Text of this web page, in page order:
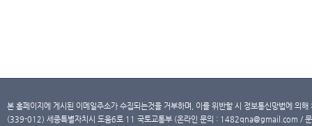
본 홈페이지에 게시된 이메일주소가 수집되는것을 거부하며, 이를 위반할 시 정보통신망법에 의
(339-012) 세종특별자치시 도움6로 11 국토교통부 (온라인 문의 : 1482qna@gmail.com /